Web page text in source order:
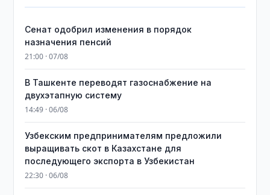
Сенат одобрил изменения в порядок
назначения пенсий
21:00 · 07/08
В Ташкенте переводят газоснабжение на
двухэтапную систему
14:49 · 06/08
Узбекским предпринимателям предложили
выращивать скот в Казахстане для
последующего экспорта в Узбекистан
22:30 · 06/08